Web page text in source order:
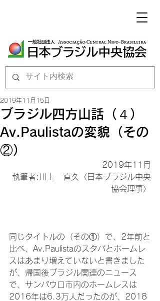
ブラジル四方山話（４）
Av.Paulistaの変貌（その
②）
2019年11月15日
2019年11月
執筆者:川上　直久〈日本ブラジル中央
協会理事〉
同じタイトルの（その①）で、2年前と
比べ、Av.Paulistaのスタバとホームレ
スはあまり増えていないと書きました
が、帰国後ブラジル関連のニュース
で、サンパウロ市内のホームレスは
2016年は6.3万人だったのが、2018